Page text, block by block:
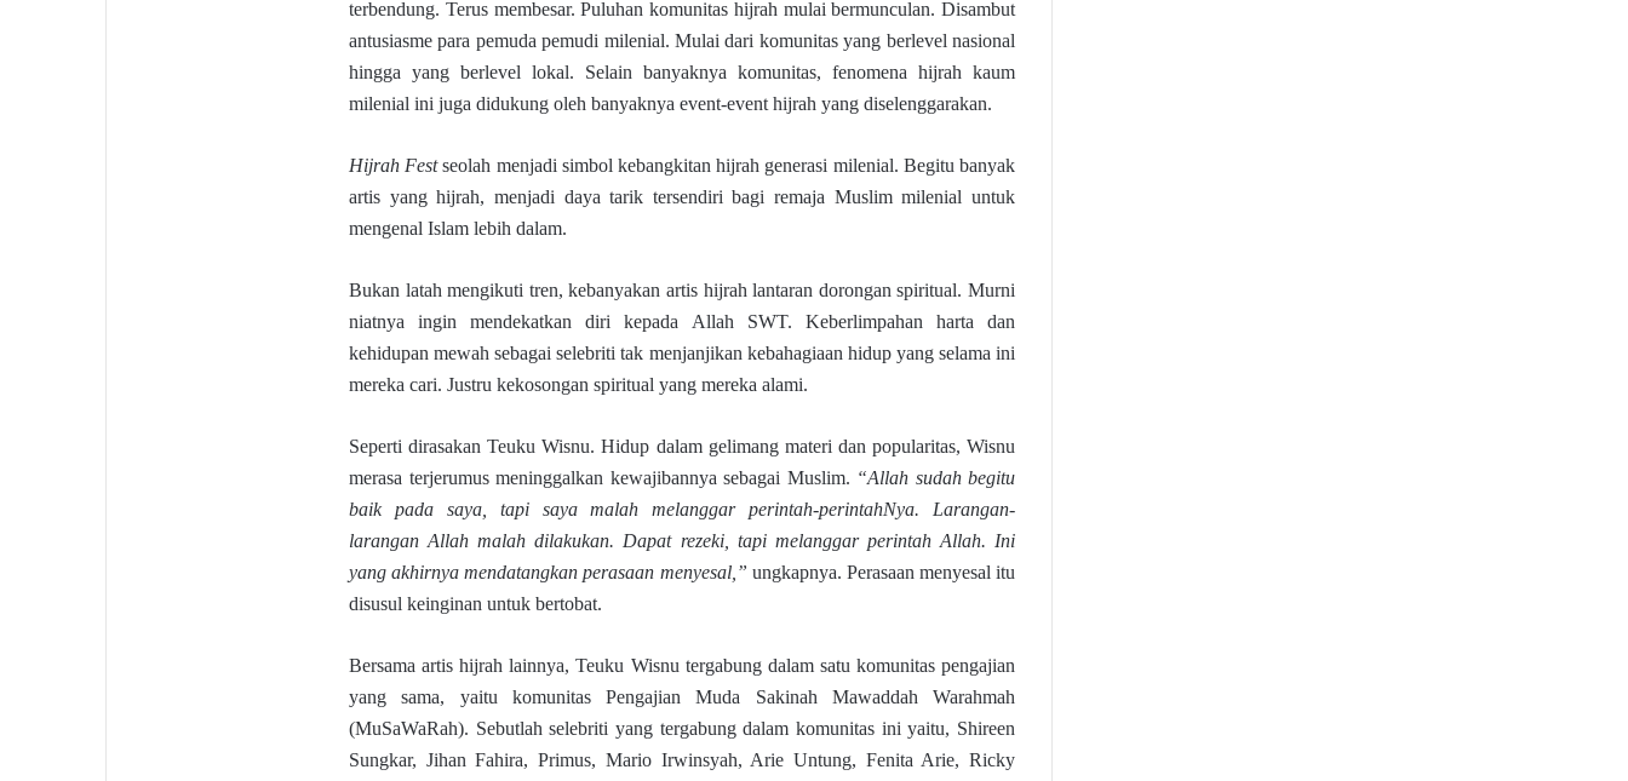
terbendung. Terus membesar. Puluhan komunitas hijrah mulai bermunculan. Disambut
antusiasme para pemuda pemudi milenial. Mulai dari komunitas yang berlevel nasional
hingga yang berlevel lokal. Selain banyaknya komunitas, fenomena hijrah kaum
milenial ini juga didukung oleh banyaknya event-event hijrah yang diselenggarakan.
Hijrah Festseolah menjadi simbol kebangkitan hijrah generasi milenial. Begitu banyak
artis yang hijrah, menjadi daya tarik tersendiri bagi remaja Muslim milenial untuk
mengenal Islam lebih dalam.
Bukan latah mengikuti tren, kebanyakan artis hijrah lantaran dorongan spiritual. Murni
niatnya ingin mendekatkan diri kepada Allah SWT. Keberlimpahan harta dan
kehidupan mewah sebagai selebriti tak menjanjikan kebahagiaan hidup yang selama ini
mereka cari. Justru kekosongan spiritual yang mereka alami.
Seperti dirasakan Teuku Wisnu. Hidup dalam gelimang materi dan popularitas, Wisnu
merasa terjerumus meninggalkan kewajibannya sebagai Muslim. “Allah sudah begitu
baik pada saya, tapi saya malah melanggar perintah-perintahNya. Larangan-
larangan Allah malah dilakukan. Dapat rezeki, tapi melanggar perintah Allah. Ini
yang akhirnya mendatangkan perasaan menyesal,” ungkapnya. Perasaan menyesal itu
disusul keinginan untuk bertobat.
Bersama artis hijrah lainnya, Teuku Wisnu tergabung dalam satu komunitas pengajian
yang sama, yaitu komunitas Pengajian Muda Sakinah Mawaddah Warahmah
(MuSaWaRah). Sebutlah selebriti yang tergabung dalam komunitas ini yaitu, Shireen
Sungkar, Jihan Fahira, Primus, Mario Irwinsyah, Arie Untung, Fenita Arie, Ricky